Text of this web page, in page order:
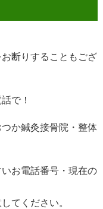
断りすることもござ
で！
か鍼灸接骨院・整体
お電話番号・現在の
てください。